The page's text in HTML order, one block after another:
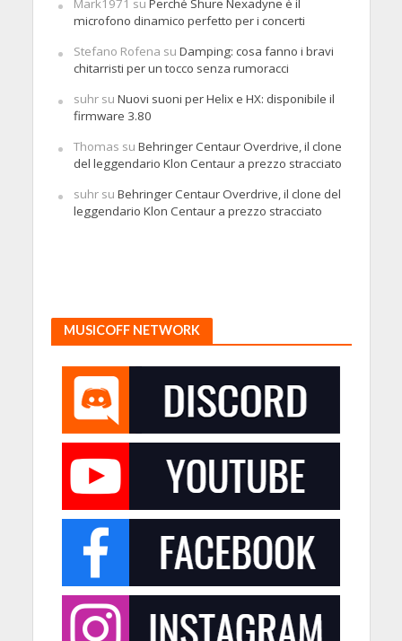
Mark1971 su Perché Shure Nexadyne è il
microfono dinamico perfetto per i concerti
Stefano Rofena su Damping: cosa fanno i bravi
chitarristi per un tocco senza rumoracci
suhrsu Nuovi suoni per Helix e HX: disponibile il
firmware 3.80
Thomas su Behringer Centaur Overdrive, il clone
del leggendario Klon Centaur a prezzo stracciato
suhrsu Behringer Centaur Overdrive, il clone del
leggendario Klon Centaur a prezzo stracciato
MUSICOFF NETWORK